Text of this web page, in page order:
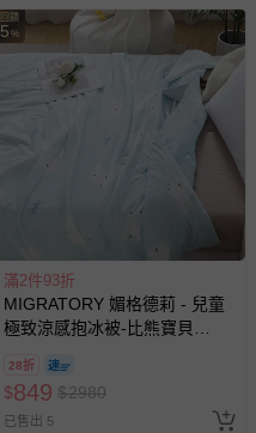
回饋
5 %
滿2件93折
MIGRATORY 媚格德莉 - 兒童
極致涼感抱冰被-比熊寶貝
28折
$849 $2980
已售出 5